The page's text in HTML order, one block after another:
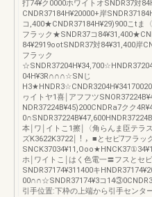
打74¥ク0000ホワイトオSNDR37対
CNDR37184H¥20000+岸
コ,400★CNDR37184H¥29)900こtま
フラック★SNDR37コ
84¥2919ootSNDR37対84¥31,400岸
フラック
04H¥3R∩∩∩☆SNじ
ヮイトヤ1喜￨アフフツ
NDR37224B¥45)200CNDRa7クク
本￨ワ￨イトこ1擦￨〈角らんま臣テラ
ズK3622K3722￨！，■とセピ7フラッ
ホ￨ワイトこ￨はく色電一〓フスとセ
SNDR37174¥311400キ
00∩∩☆SNDR37174¥3コ
引手位置:下枠の上端から引手センタ